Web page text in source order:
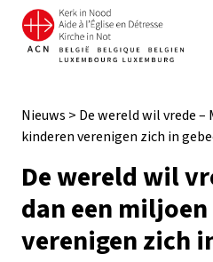
Nieuws > De wereld wil vrede –
kinderen verenigen zich in
De wereld wil
dan een
verenigen zich